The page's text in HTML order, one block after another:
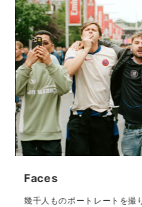
Faces
幾千人ものポートレートを撮